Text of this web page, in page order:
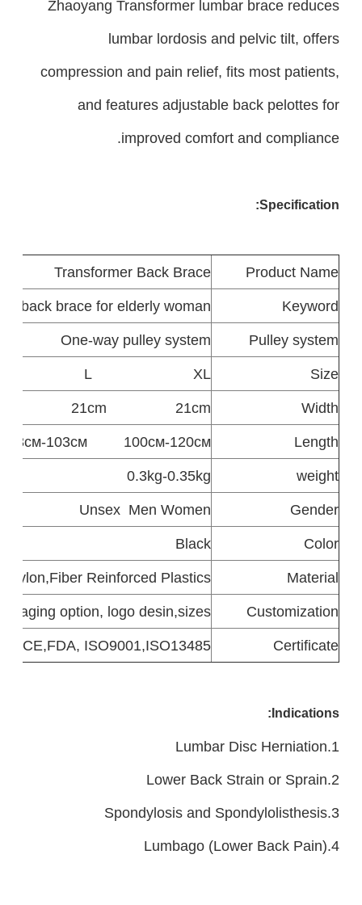
Zhaoyang Transformer lumbar brace reduces
lumbar lordosis and pelvic tilt, offers
compression and pain relief, fits most patients,
and features adjustable back pelottes for
improved comfort and compliance.
Specification:
Product Name
Transformer Back Brace
Keyword
brace for elderly woman
Pulley system
One-way pulley system
Size
L
XL
Width
21cm
21cm
Length
93см-103см
100см-120см
weight
0.3kg-0.35kg
Gender
Unsex Men Women
Color
Black
Material
Nylon,Fiber Reinforced Plastics
Customization
option, logo desin,sizes
Certificate
CE,FDA, ISO9001,ISO13485
Indications:
1.Lumbar Disc Herniation
2.Lower Back Strain or Sprain
3.Spondylosis and Spondylolisthesis
4.Lumbago (Lower Back Pain)